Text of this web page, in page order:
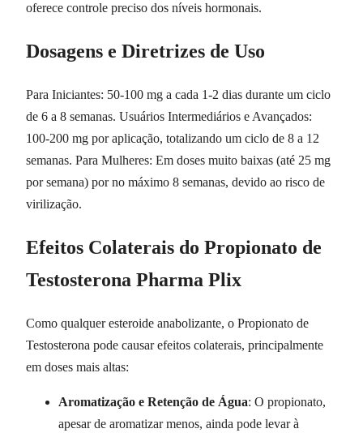
oferece controle preciso dos níveis hormonais.
Dosagens e Diretrizes de Uso
Para Iniciantes: 50-100 mg a cada 1-2 dias durante um ciclo
de 6 a 8 semanas. Usuários Intermediários e Avançados:
100-200 mg por aplicação, totalizando um ciclo de 8 a 12
semanas. Para Mulheres: Em doses muito baixas (até 25 mg
por semana) por no máximo 8 semanas, devido ao risco de
virilização.
Efeitos Colaterais do Propionato de
Testosterona Pharma Plix
Como qualquer esteroide anabolizante, o Propionato de
Testosterona pode causar efeitos colaterais, principalmente
em doses mais altas:
Aromatização e Retenção de Água: O propionato,
apesar de aromatizar menos, ainda pode levar à